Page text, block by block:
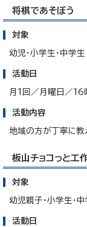
将棋であそぼう
対象
幼児・小学生・中学生
活動日
月1回／月曜日／
活動内容
地域の方が丁寧に教
板山チョコっと工
対象
幼児親子・小学生・
活動日